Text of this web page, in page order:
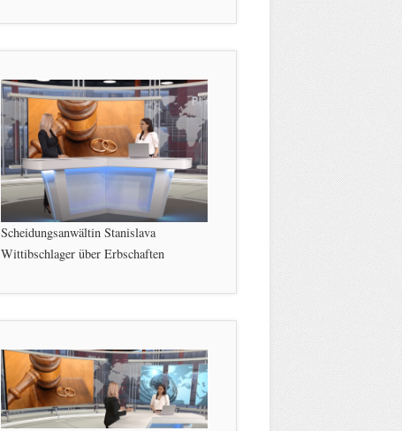
Scheidungsanwältin Stanislava
Wittibschlager über Erbschaften